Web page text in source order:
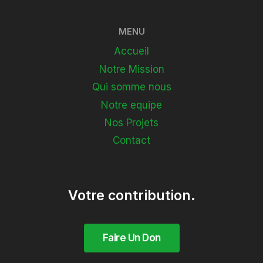
MENU
Accueil
Notre Mission
Qui somme nous
Notre equipe
Nos Projets
Contact
Votre contribution.